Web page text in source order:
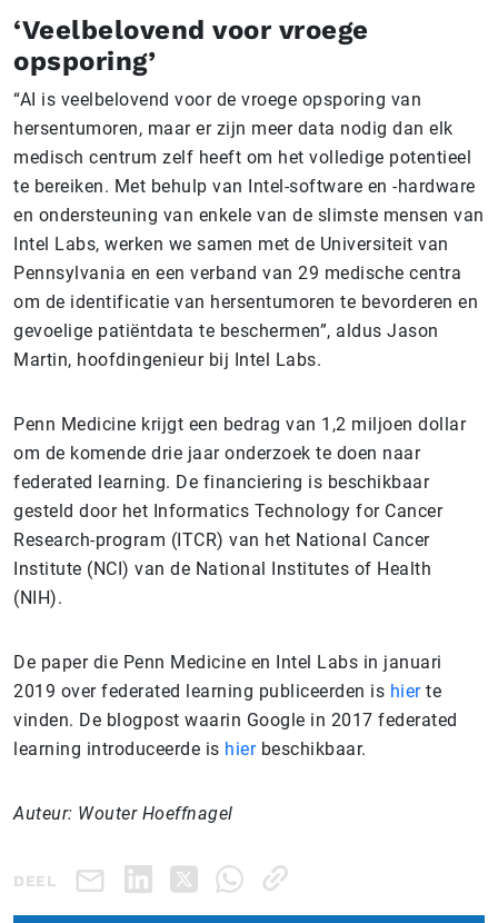
‘Veelbelovend voor vroege
opsporing’
“AI is veelbelovend voor de vroege opsporing van
hersentumoren, maar er zijn meer data nodig dan elk
medisch centrum zelf heeft om het volledige potentieel
te bereiken. Met behulp van Intel-software en -hardware
en ondersteuning van enkele van de slimste mensen van
Intel Labs, werken we samen met de Universiteit van
Pennsylvania en een verband van 29 medische centra
om de identificatie van hersentumoren te bevorderen en
gevoelige patiëntdata te beschermen”, aldus Jason
Martin, hoofdingenieur bij Intel Labs.
Penn Medicine krijgt een bedrag van 1,2 miljoen dollar
om de komende drie jaar onderzoek te doen naar
federated learning. De financiering is beschikbaar
gesteld door het Informatics Technology for Cancer
Research-program (ITCR) van het National Cancer
Institute (NCI) van de National Institutes of Health
(NIH).
De paper die Penn Medicine en Intel Labs in januari
2019 over federated learning publiceerden is hierte
vinden. De blogpost waarin Google in 2017 federated
learning introduceerde is hierbeschikbaar.
Auteur: Wouter Hoeffnagel
DEEL